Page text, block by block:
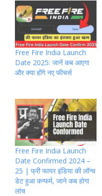
Free Fire India Launch
Date 2025: जानें कब आएगा
और क्या होंगे नए फीचर्स
Free Fire India Launch
Date Confirmed 2024 –
25 | फ्री फायर इंडिया की लॉन्च
डेट हुआ कन्फर्म, जाने कब होगा
लांच